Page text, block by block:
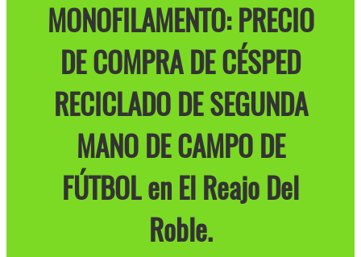
MONOFILAMENTO: PRECIO
DE COMPRA DE CÉSPED
RECICLADO DE SEGUNDA
MANO DE CAMPO DE
FÚTBOL en El Reajo Del
Roble.